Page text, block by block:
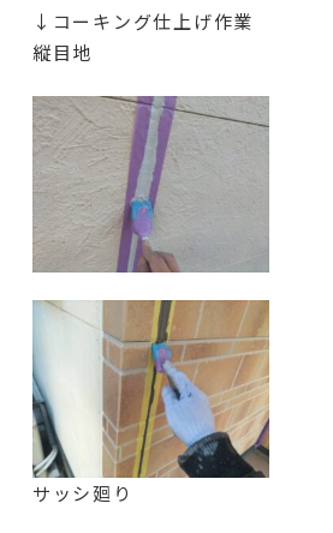
↓コーキング仕上げ作業
縦目地
サッシ廻り